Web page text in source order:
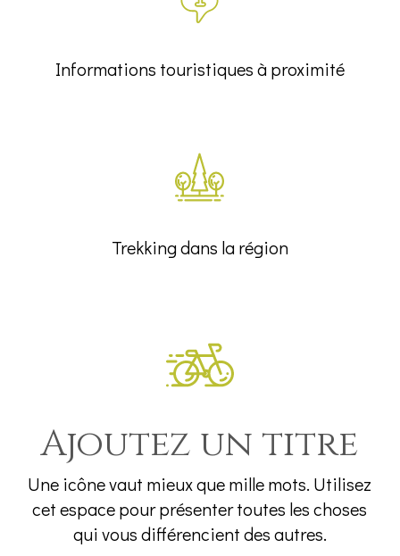
Informations touristiques à proximité
Trekking dans la région
Ajoutez un titre
Une icône vaut mieux que mille mots. Utilisez
cet espace pour présenter toutes les choses
qui vous différencient des autres.